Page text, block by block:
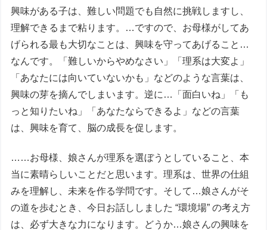
興味がある子は、難しい問題でも自然に挑戦しますし、
理解できるまで粘ります。…ですので、お母様がしてあ
げられる最も大切なことは、興味を守ってあげること…
なんです。「難しいからやめなさい」「理系は大変よ」
「あなたには向いていないかも」などのような言葉は、
興味の芽を摘んでしまいます。逆に…「面白いね」「も
っと知りたいね」「あなたならできるよ」などの言葉
は、興味を育て、脳の成長を促します。
……お母様、娘さんが理系を選ぼうとしていること、本
当に素晴らしいことだと思います。理系は、世界の仕組
みを理解し、未来を作る学問です。そして…娘さんがそ
の道を歩むとき、今日お話ししました “環境場” の考え方
は、必ず大きな力になります。どうか…娘さんの興味を